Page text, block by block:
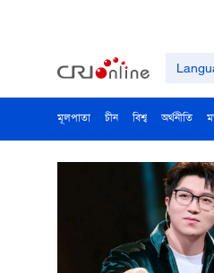
মূলপাতা চীন বিশ্ব অর্থনীতি